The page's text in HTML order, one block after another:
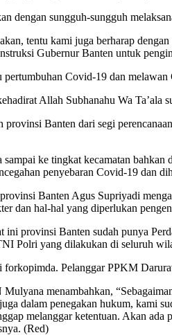
dengan sungguh-sungguh
tentu kami juga berharap
Gubernur Banten untuk
Covid-19 dan
Allah Subhanahu Wa
Banten dari segi
ke tingkat kecamatan
penyebaran Covid-19 dan
Banten Agus Supriyadi
dan hal-hal yang diperlukan
ini provinsi Banten sudah punya
Polri yang dilakukan di seluruh
Pelanggar PPKM
menambahkan,
dalam penegakan hukum, kami
melanggar ketentuan. Akan
(Red)